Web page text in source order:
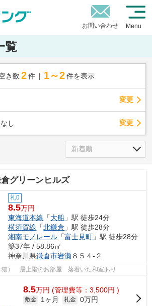
お問い合わせ Menu
覧
き数 2 件 1～2 件を表示
変更
なし 変更
グリーンヒルズ
礼0
8.5万円
東海道本線 「大船 」駅 徒歩24分
横須賀線 「北鎌倉 」駅 徒歩28分
湘南モノレール 「富士見町 」駅 徒歩28分
築37年 / 58.86㎡
神奈川県鎌倉市岩瀬８５４-２
猫） 最上階のお部屋 落着いた和室あり
8.5万円 (管理費等：3,500円 )
敷金 1ヶ月 礼金 0万円